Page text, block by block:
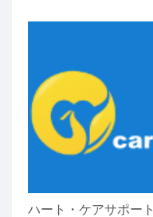
ハート・ケアサポート